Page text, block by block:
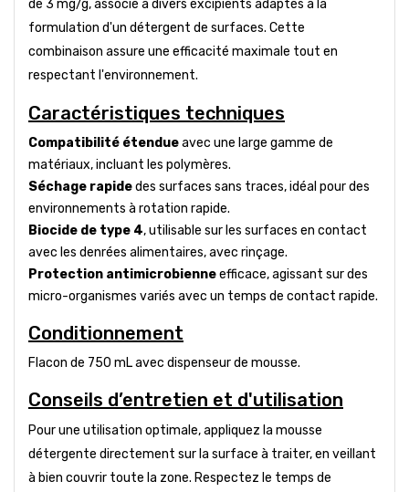
de 3 mg/g, associé à divers excipients adaptés à la
formulation d'un détergent de surfaces. Cette
combinaison assure une efficacité maximale tout en
respectant l'environnement.
Caractéristiques techniques
Compatibilité étendueavec une large gamme de
matériaux, incluant les polymères.
Séchage rapidedes surfaces sans traces, idéal pour des
environnements à rotation rapide.
Biocide de type 4, utilisable sur les surfaces en contact
avec les denrées alimentaires, avec rinçage.
Protection antimicrobienneefficace, agissant sur des
micro-organismes variés avec un temps de contact rapide.
Conditionnement
Flacon de 750 mL avec dispenseur de mousse.
Conseils d’entretien et d'utilisation
Pour une utilisation optimale, appliquez la mousse
détergente directement sur la surface à traiter, en veillant
à bien couvrir toute la zone. Respectez le temps de